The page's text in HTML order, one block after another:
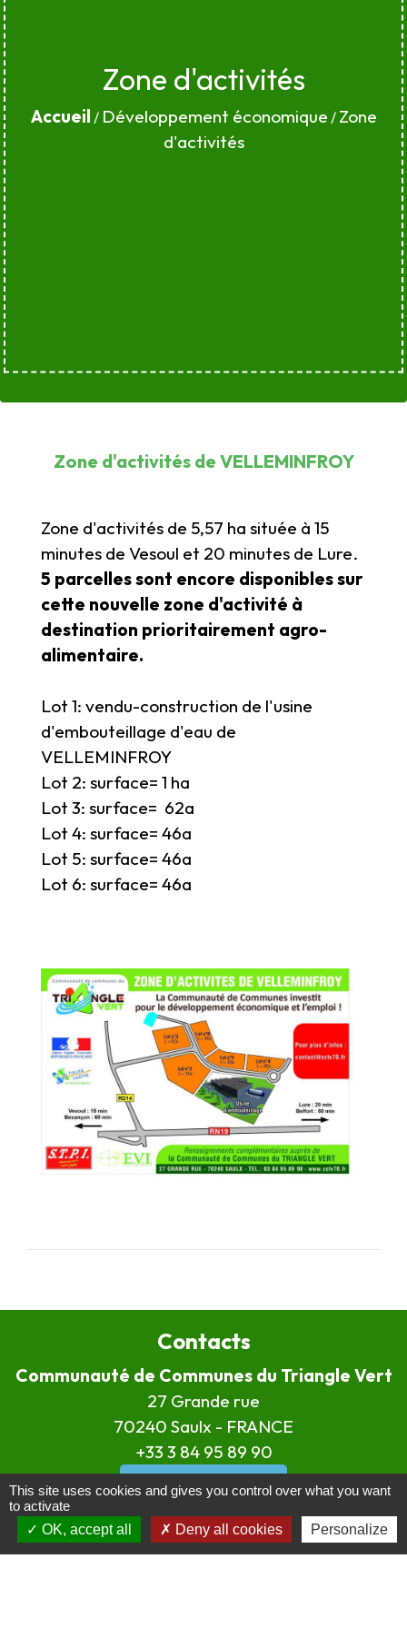
Zone d'activités
Accueil / Développement économique / Zone
d'activités
Zone d'activités de VELLEMINFROY
Zone d'activités de 5,57 ha située à 15
minutes de Vesoul et 20 minutes de Lure.
5 parcelles sont encore disponibles sur
cette nouvelle zone d'activité à
destination prioritairement agro-
alimentaire.
Lot 1: vendu-construction de l'usine
d'embouteillage d'eau de
VELLEMINFROY
Lot 2: surface= 1 ha
Lot 3: surface= 62a
Lot 4: surface= 46a
Lot 5: surface= 46a
Lot 6: surface= 46a
Contacts
Communauté de Communes du Triangle Vert
27 Grande rue
70240 Saulx - FRANCE
+33 3 84 95 89 90
Contact par formulaire
Horaires d'ouverture
Du lundi au jeudi de 8H30 à 12H30 et de 13H15 à
This site uses cookies and gives you control over what you want
to activate
OK, accept all
Deny all cookies Personalize